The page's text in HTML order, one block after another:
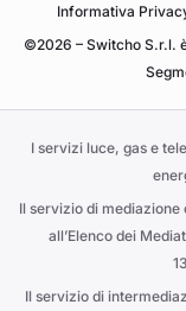
Informativa
©2026 – Switcho S.r.l.
I servizi luce, gas e
Il servizio di
all’Elenco dei
Il servizio di